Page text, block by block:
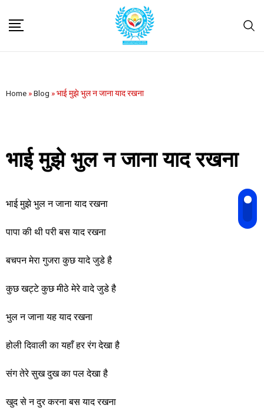
Home »Blog »भाई मुझे भुल न जाना याद रखना
भाई मुझे भुल न जाना याद रखना
भाई मुझे भुल न जाना याद रखना
पापा की थी परी बस याद रखना
बचपन मेरा गुजरा कुछ यादे जुडे है
कुछ खट्टे कुछ मीठे मेरे वादे जुडे है
भुल न जाना यह याद रखना
होलीदिवाली का यहाँ हर रंग देखा है
संग तेरे सुख दुख का पल देखा है
खुद से न दुर करना बस याद रखना